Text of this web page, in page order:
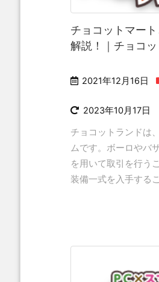
チョコットマー
解説！｜チョコ
2021年12月16日
2023年10月17日
チョコットランドは
ムです。ボーロやバ
を用いて取引を行う
装備一式を入手する